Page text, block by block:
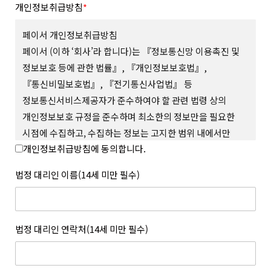
제 2 조 (용어의 정의)
본 약관에서 사용하는 용어의 정의는 다음과 같습니다.
1. “사이트”란 회사가 재화 또는 서비스(이하 “상품 등”이라
합니다)를 회원에게 제공하기 위하여 컴퓨터 등 정보통신설비를
이용하여 상품 등을 거래할 수 있도록 설정한 가상의 영업장을
말하며 회사가 모바일 환경에서 서비스하는 모바일 웹과 앱을
포함합니다.
2. “회원”이라 함은 사이트에서 정한 소정의 절차를 거쳐
회원가입을 한 자로서, 약관에 따라 회사가 제공하는 서비스를
이용할 수 있는 자를 말합니다.
3. “아이디(ID)”라 함은 회원의 식별과 서비스의 이용을 위하여
서비스 연동을 통해 수집된 전자우편주소를 말합니다.
권익 및 비밀보호를 위하여 회원 스스로가 설정하여 사이트에
등록한 문자와 숫자의 조합을 말합니다.
개인정보취급방침*
페이서 개인정보취급방침
페이서 (이하 ‘회사’라 합니다)는 『정보통신망 이용촉진 및
정보보호 등에 관한 법률』, 『개인정보보호법』,
『통신비밀보호법』, 『전기통신사업법』 등
정보통신서비스제공자가 준수하여야 할 관련 법령 상의
개인정보보호 규정을 준수하며 최소한의 정보만을 필요한
시점에 수집하고, 수집하는 정보는 고지한 범위 내에서만
사용하며, 사전 동의 없이 그 범위를 초과하여 이용하거나
있습니다.
어떠한 용도와 방식으로 이용되고 있으며, 개인정보보호를 위해
어떠한 조치가 취해지고 있는지 알려드리고 개인정보취급방침을
개정하는 경우 개정 이유 및 내용에 관하여 웹사이트 및 전자우편
보호하고 있습니다.
개인정보취급방침에 동의합니다.
법정 대리인 이름(14세 미만 필수)
법정 대리인 연락처(14세 미만 필수)